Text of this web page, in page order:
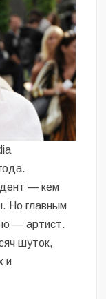
— кем
Но главным
— артист.
шуток,
и